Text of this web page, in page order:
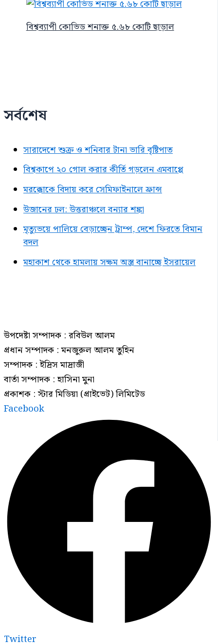
বিশ্বব্যাপী কোভিড শনাক্ত ৫.৬৮ কোটি ছাড়াল
সর্বশেষ
সারাদেশে শুক্র ও শনিবার টানা ভারি বৃষ্টিপাত
বিশ্বকাপে ২০ গোল করার কীর্তি গড়লেন এমবাপ্পে
মরক্কোকে বিদায় করে সেমিফাইনালে ফ্রান্স
উজানের ঢল: উত্তরাঞ্চলে বন্যার শঙ্কা
মৃত্যুভয়ে পালিয়ে বেড়াচ্ছেন ট্রাম্প, দেশে ফিরতে বিমান
বদল
মহাকাশ থেকে হামলায় সক্ষম অস্ত্র বানাচ্ছে ইসরায়েল
উপদেষ্টা সম্পাদক : রবিউল আলম
প্রধান সম্পাদক : মনজুরুল আলম তুহিন
সম্পাদক : ইদ্রিস মাদ্রাজী
বার্তা সম্পাদক : হাসিনা মুনা
প্রকাশক : স্টার মিডিয়া (প্রাইভেট) লিমিটেড
Facebook
Twitter